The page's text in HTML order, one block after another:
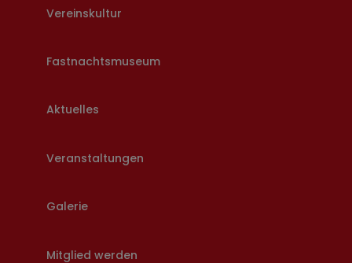
Vereinskultur
Fastnachtsmuseum
Aktuelles
Veranstaltungen
Galerie
Mitglied werden